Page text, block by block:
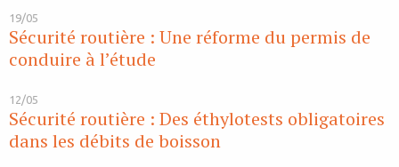
19/05
Sécurité routière : Une réforme du permis de
conduire à l’étude
12/05
Sécurité routière : Des éthylotests obligatoires
dans les débits de boisson